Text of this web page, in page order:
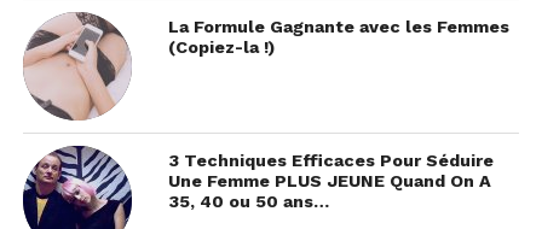
La Formule Gagnante avec les Femmes
(Copiez-la !)
3 Techniques Efficaces Pour Séduire
Une Femme PLUS JEUNE Quand On A
35, 40 ou 50 ans…